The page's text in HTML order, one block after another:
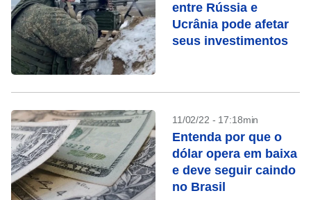
entre Rússia e
Ucrânia pode afetar
seus investimentos
11/02/22 - 17:18min
Entenda por que o
dólar opera em baixa
e deve seguir caindo
no Brasil